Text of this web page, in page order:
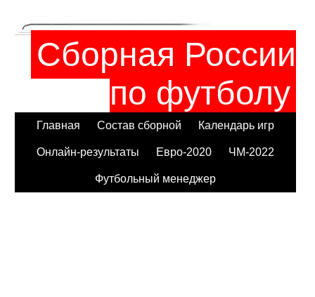
Сборная России
по футболу
Главная Состав сборной Календарь игр
Онлайн-результаты Евро-2020 ЧМ-2022
Футбольный менеджер